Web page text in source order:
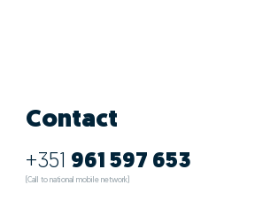
Contact
+351 961 597 653
(Call to national mobile network)